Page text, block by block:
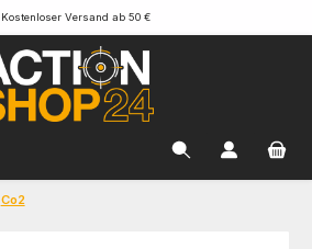
Kostenloser Versand ab 50 €
Co2